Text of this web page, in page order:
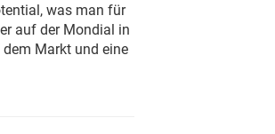
was man für
auf der Mondial in
Markt und eine